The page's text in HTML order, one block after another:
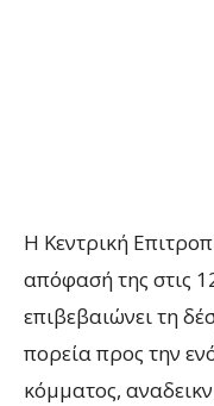
Η Κεντρική
απόφασή της στις
επιβεβαιώνει τη
πορεία προς την
κόμματος,